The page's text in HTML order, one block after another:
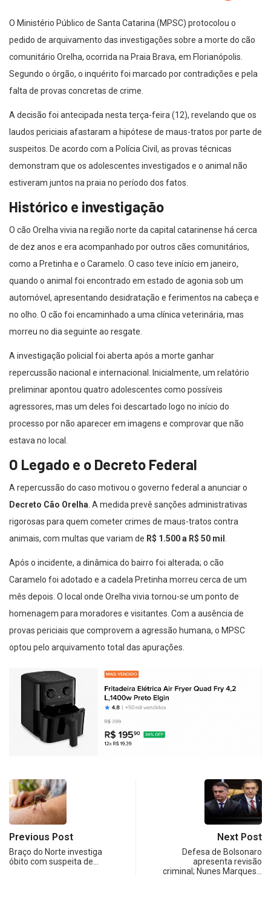
O Ministério Público de Santa Catarina (MPSC) protocolou o
pedido de arquivamento das investigações sobre a morte do cão
comunitário Orelha, ocorrida na Praia Brava, em Florianópolis.
Segundo o órgão, o inquérito foi marcado por contradições e pela
falta de provas concretas de crime.
A decisão foi antecipada nesta terça-feira (12), revelando que os
laudos periciais afastaram a hipótese de maus-tratos por parte de
suspeitos. De acordo com a Polícia Civil, as provas técnicas
demonstram que os adolescentes investigados e o animal não
estiveram juntos na praia no período dos fatos.
Histórico e investigação
O cão Orelha vivia na região norte da capital catarinense há cerca
de dez anos e era acompanhado por outros cães comunitários,
como a Pretinha e o Caramelo. O caso teve início em janeiro,
quando o animal foi encontrado em estado de agonia sob um
automóvel, apresentando desidratação e ferimentos na cabeça e
no olho. O cão foi encaminhado a uma clínica veterinária, mas
morreu no dia seguinte ao resgate.
A investigação policial foi aberta após a morte ganhar
repercussão nacional e internacional. Inicialmente, um relatório
preliminar apontou quatro adolescentes como possíveis
agressores, mas um deles foi descartado logo no início do
processo por não aparecer em imagens e comprovar que não
estava no local.
O Legado e o Decreto Federal
A repercussão do caso motivou o governo federal a anunciar o
Decreto Cão Orelha . A medida prevê sanções administrativas
rigorosas para quem cometer crimes de maus-tratos contra
animais, com multas que variam de R$ 1.500 a R$ 50 mil
Após o incidente, a dinâmica do bairro foi alterada; o cão
Caramelo foi adotado e a cadela Pretinha morreu cerca de um
mês depois. O local onde Orelha vivia tornou-se um ponto de
homenagem para moradores e visitantes. Com a ausência de
provas periciais que comprovem a agressão humana, o MPSC
optou pelo arquivamento total das apurações.
Previous Post
Braço do Norte investiga
óbito com suspeita de…
Next Post
Defesa de Bolsonaro
apresenta revisão
criminal; Nunes Marques…